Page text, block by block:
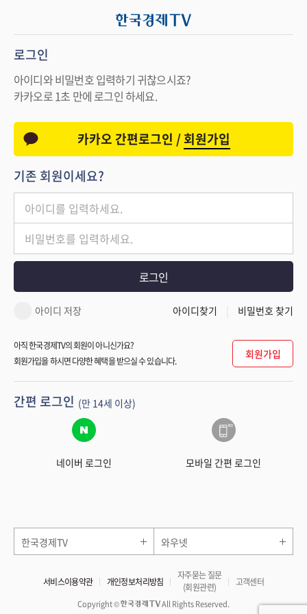
로그인
아이디와 비밀번호 입력하기 귀찮으시죠?
카카오로 1초 만에 로그인 하세요.
카카오 간편로그인 /회원가입
기존 회원이세요?
로그인
아이디 저장 아이디찾기 비밀번호 찾기
아직 한국경제TV의 회원이 아니신가요?
회원가입을 하시면 다양한 혜택을 받으실 수 있습니다.
회원가입
간편 로그인 (만 14세 이상)
네이버 로그인 모바일 간편 로그인
한국경제TV 와우넷
서비스이용약관 개인정보처리방침
자주묻는 질문
(회원관련)
고객센터
Copyright © All Rights Reserved.